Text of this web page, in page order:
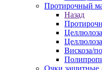
Протирочный
Назад
Вискоза/
Очки защитные